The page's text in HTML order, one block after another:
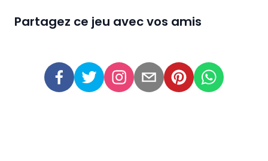
Partagez ce jeu avec vos amis